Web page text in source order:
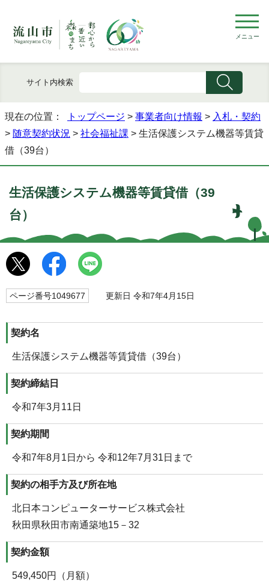
メニュー
サイト内検索
現在の位置： トップページ > 事業者向け情報 > 入札・契約
> 随意契約状況 > 社会福祉課 > 生活保護システム機器等賃貸
借（39台）
生活保護システム機器等賃貸借（39
台）
ページ番号1049677 更新日 令和7年4月15日
契約名
生活保護システム機器等賃貸借（39台）
契約締結日
令和7年3月11日
契約期間
令和7年8月1日から 令和12年7月31日まで
契約の相手方及び所在地
北日本コンピューターサービス株式会社
秋田県秋田市南通築地15－32
契約金額
549,450円（月額）